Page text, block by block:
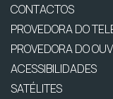
CONTACTOS
PROVEDORA DO
PROVEDORA DO
ACESSIBILIDADES
SATÉLITES